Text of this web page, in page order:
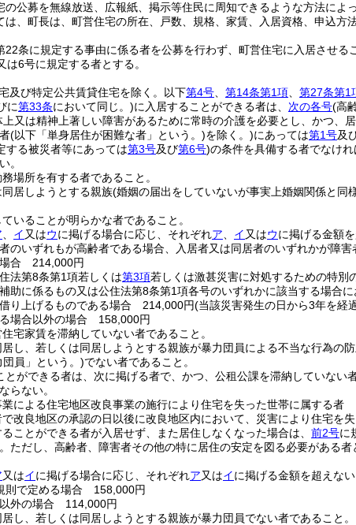
の公募を無線放送、広報紙、掲示等住民に周知できるような方法によ
は、町長は、町営住宅の所在、戸数、規格、家賃、入居資格、申込方
22条に規定する事由に係る者を公募を行わず、町営住宅に入居させる
6号に規定する者とする。
及び特定公共賃貸住宅を除く。以下第4号 第14条第1項 第27条第1
に第33条において同じ。)に入居することができる者は、 次の各号(高
上又は精神上著しい障害があるために常時の介護を必要とし、かつ、
(以下「単身居住が困難な者」という。)を除く。)にあっては第1号及
する被災者等にあっては第3号及び第6号)の条件を具備する者でなけれ
。
場所を有する者であること。
居しようとする親族(婚姻の届出をしていないが事実上婚姻関係と同
いることが明らかな者であること。
イ 又はウに掲げる場合に応じ、それぞれア イ 又はウに掲げる金額
のいずれもが高齢者である場合、入居者又は同居者のいずれかが障
場合 214,000円
法第8条第1項若しくは第3項若しくは激甚災害に対処するための特別
助に係るもの又は公住法第8条第1項各号のいずれかに該当する場合
り上げるものである場合 214,000円(当該災害発生の日から3年を経
場合以外の場合 158,000円
宅家賃を滞納していない者であること。
し、若しくは同居しようとする親族が暴力団員による不当な行為の
員」という。)でない者であること。
とができる者は、次に掲げる者で、かつ、公租公課を滞納していな
らない。
による住宅地区改良事業の施行により住宅を失った世帯に属する者
改良地区の承認の日以後に改良地区内において、災害により住宅を
ことができる者が入居せず、また居住しなくなった場合は、 前2号に
ただし、高齢者、障害者その他の特に居住の安定を図る必要がある
又はイに掲げる場合に応じ、それぞれア又はイに掲げる金額を超えない
則で定める場合 158,000円
外の場合 114,000円
し、若しくは同居しようとする親族が暴力団員でない者であること。